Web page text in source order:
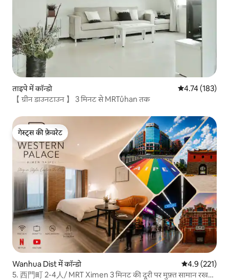
ताइपे में कॉन्डो औसत रेटिंग 5 में से
4.74 (183)
【 ग्रीन डाउनटाउन 】 3 मिनट से MRTůhan तक
गेस्ट्स की फ़ेवरेट
गेस्ट्स की फ़ेवरेट
Wanhua Dist में कॉन्डो औसत रेटिंग 5 में
4.9 (221)
5. 西門町 2-4人/ MRT Ximen 3 मिनट की दूरी पर मुफ़्त सामान रखने